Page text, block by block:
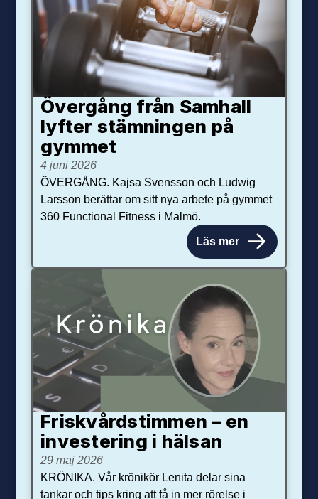
Övergång från Samhall
lyfter stämningen på
gymmet
4 juni 2026
ÖVERGÅNG. Kajsa Svensson och Ludwig
Larsson berättar om sitt nya arbete på gymmet
360 Functional Fitness i Malmö.
Läs mer
Friskvårdstimmen – en
investering i hälsan
29 maj 2026
KRÖNIKA. Vår krönikör Lenita delar sina
tankar och tips kring att få in mer rörelse i